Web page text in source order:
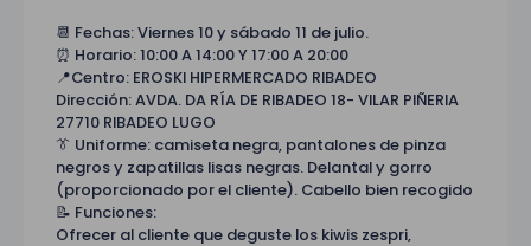
📆 Fechas: Viernes 10 y sábado 11 de julio.
⏰ Horario: 10:00 A 14:00 Y 17:00 A 20:00
📍Centro: EROSKI HIPERMERCADO RIBADEO
Dirección: AVDA. DA RÍA DE RIBADEO 18- VILAR PIÑERIA
27710 RIBADEO LUGO
👔 Uniforme: camiseta negra, pantalones de pinza
negros y zapatillas lisas negras. Delantal y gorro
(proporcionado por el cliente). Cabello bien recogido
📝 Funciones:
Ofrecer al cliente que deguste los kiwis zespri,